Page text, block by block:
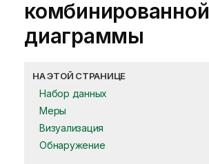
комбинированной
диаграммы
НА ЭТОЙ СТРАНИЦЕ
Набор данных
Меры
Визуализация
Обнаружение